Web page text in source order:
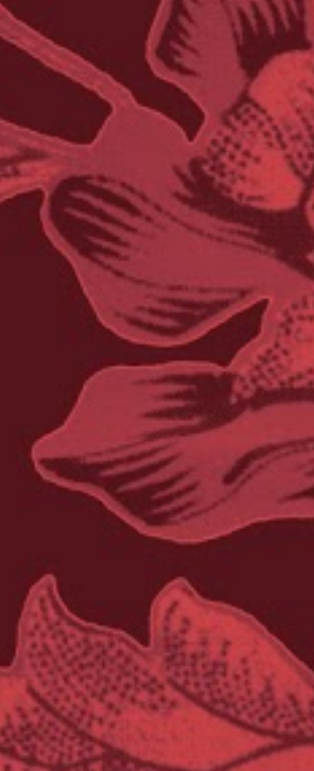
il nostro ideale ci lascia ancora sale per
cicatrizzare le ferite. Silenzio e camelie
piovano dal cielo ovunque nel mondo.
Silenzio e camelie by Maria Cristina Cireddu
is licensed under a Creative Commons
Attribuzione - Non commerciale - Non
opere derivate 3.0 Unported License .
Permissions beyond the scope of this license
may be available at
http://leparoledicrima.com .